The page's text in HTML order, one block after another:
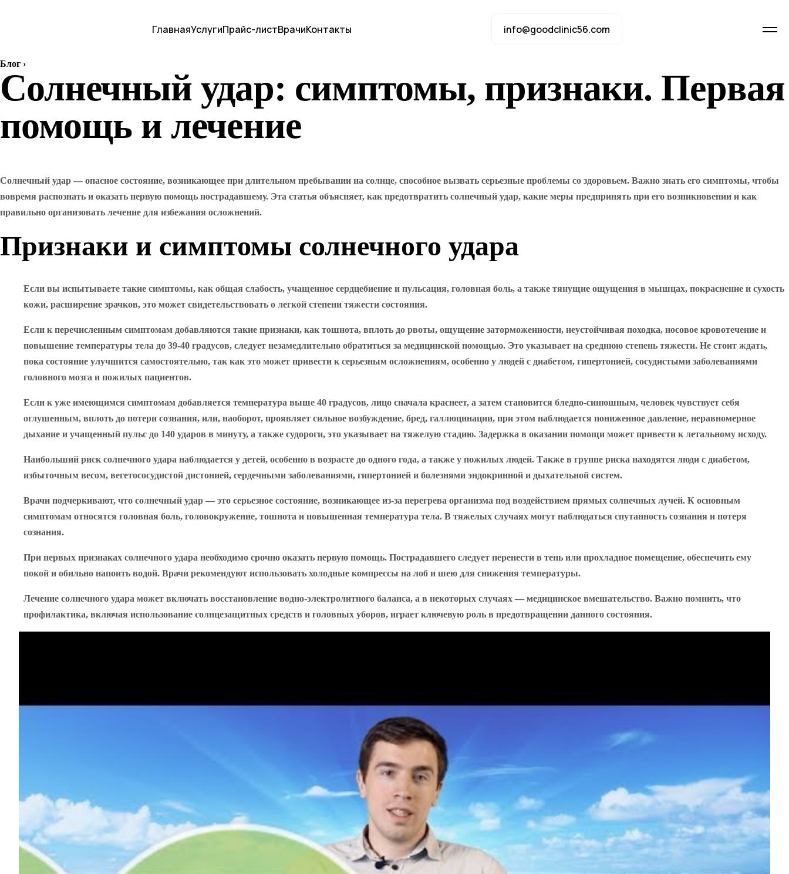
ГлавнаяУслугиПрайс-листВрачиКонтакты info@goodclinic56.com
Блог ›
Солнечный удар: симптомы, признаки. Первая
помощь и лечение
Солнечный удар — опасное состояние, возникающее при длительном пребывании на солнце, способное вызвать серьезные проблемы со здоровьем. Важно знать его симптомы, чтобы
вовремя распознать и оказать первую помощь пострадавшему. Эта статья объясняет, как предотвратить солнечный удар, какие меры предпринять при его возникновении и как
правильно организовать лечение для избежания осложнений.
Признаки и симптомы солнечного удара
Если вы испытываете такие симптомы, как общая слабость, учащенное сердцебиение и пульсация, головная боль, а также тянущие ощущения в мышцах, покраснение и сухость
кожи, расширение зрачков, это может свидетельствовать о легкой степени тяжести состояния.
Если к перечисленным симптомам добавляются такие признаки, как тошнота, вплоть до рвоты, ощущение заторможенности, неустойчивая походка, носовое кровотечение и
повышение температуры тела до 39-40 градусов, следует незамедлительно обратиться за медицинской помощью. Это указывает на среднюю степень тяжести. Не стоит ждать,
пока состояние улучшится самостоятельно, так как это может привести к серьезным осложнениям, особенно у людей с диабетом, гипертонией, сосудистыми заболеваниями
головного мозга и пожилых пациентов.
Если к уже имеющимся симптомам добавляется температура выше 40 градусов, лицо сначала краснеет, а затем становится бледно-синюшным, человек чувствует себя
оглушенным, вплоть до потери сознания, или, наоборот, проявляет сильное возбуждение, бред, галлюцинации, при этом наблюдается пониженное давление, неравномерное
дыхание и учащенный пульс до 140 ударов в минуту, а также судороги, это указывает на тяжелую стадию. Задержка в оказании помощи может привести к летальному исходу.
Наибольший риск солнечного удара наблюдается у детей, особенно в возрасте до одного года, а также у пожилых людей. Также в группе риска находятся люди с диабетом,
избыточным весом, вегетососудистой дистонией, сердечными заболеваниями, гипертонией и болезнями эндокринной и дыхательной систем.
Врачи подчеркивают, что солнечный удар — это серьезное состояние, возникающее из-за перегрева организма под воздействием прямых солнечных лучей. К основным
симптомам относятся головная боль, головокружение, тошнота и повышенная температура тела. В тяжелых случаях могут наблюдаться спутанность сознания и потеря
сознания.
При первых признаках солнечного удара необходимо срочно оказать первую помощь. Пострадавшего следует перенести в тень или прохладное помещение, обеспечить ему
покой и обильно напоить водой. Врачи рекомендуют использовать холодные компрессы на лоб и шею для снижения температуры.
Лечение солнечного удара может включать восстановление водно-электролитного баланса, а в некоторых случаях — медицинское вмешательство. Важно помнить, что
профилактика, включая использование солнцезащитных средств и головных уборов, играет ключевую роль в предотвращении данного состояния.